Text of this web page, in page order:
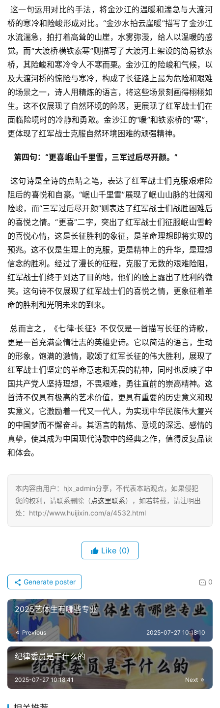
桥的寒冷和险峻形成对比。“金沙水拍云崖暖”描写了金沙江
水流湍急，拍打着高耸的山崖，水雾弥漫，给人以温暖的感
觉。而“大渡桥横铁索寒”则描写了大渡河上架设的简易铁索
桥，其险峻和寒冷令人不寒而栗。金沙江的险峻和气候，以
及大渡河桥的惊险与寒冷，构成了长征路上最为危险和艰难
的场景之一，诗人用精炼的语言，将这些场景刻画得栩栩如
生。这不仅展现了自然环境的险恶，更展现了红军战士们在
面临险境时的冷静和勇敢。金沙江的“暖”和铁索桥的“寒”，
更体现了红军战士克服自然环境困难的顽强精神。
  第四句：“更喜岷山千里雪，三军过后尽开颜。”
阻后的喜悦和自豪。“岷山千里雪”展现了岷山山脉的壮阔和
险峻，而“三军过后尽开颜”则表达了红军战士们战胜困难后
的喜悦之情。“更喜”二字，突出了红军战士们征服岷山雪岭
的喜悦心情，这是长征胜利的象征，是革命理想即将实现的
预兆。这不仅是生理上的克服，更是精神上的升华，是理想
信念的胜利。经过了漫长的征程，克服了无数的艰难险阻，
红军战士们终于到达了目的地，他们的脸上露出了胜利的微
笑。这句诗不仅展现了红军战士们的喜悦之情，更象征着革
命的胜利和光明未来的到来。
更是一首充满豪情壮志的英雄史诗。它以简洁的语言，生动
的形象，饱满的激情，歌颂了红军长征的伟大胜利，展现了
红军战士们坚定的革命意志和无畏的精神，同时也反映了中
国共产党人坚持理想，不畏艰难，勇往直前的崇高精神。这
首诗不仅具有极高的艺术价值，更具有重要的历史意义和现
实意义，它激励着一代又一代人，为实现中华民族伟大复兴
的中国梦而不懈奋斗。其语言的精炼、意境的深远、感情的
真挚，使其成为中国现代诗歌中的经典之作，值得反复品读
和体会。
本内容由用户：hjx_admin分享，不代表本站观点，如果侵犯
您的权利，请联系删除（点这里联系），如若转载，请注明出
处：http://www.huijixin.com/a/4532.html
Like (0)
0
Generate poster
2025艺体生有哪些专业
Previous 2025-07-27 10:18:10
纪律委员是干什么的
Next
2025-07-27 10:18:41